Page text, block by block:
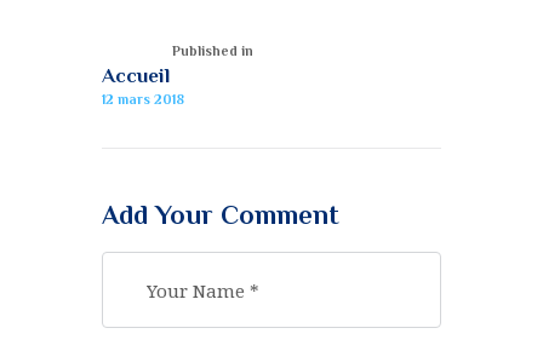
Published in
Accueil
12 mars 2018
Add Your Comment